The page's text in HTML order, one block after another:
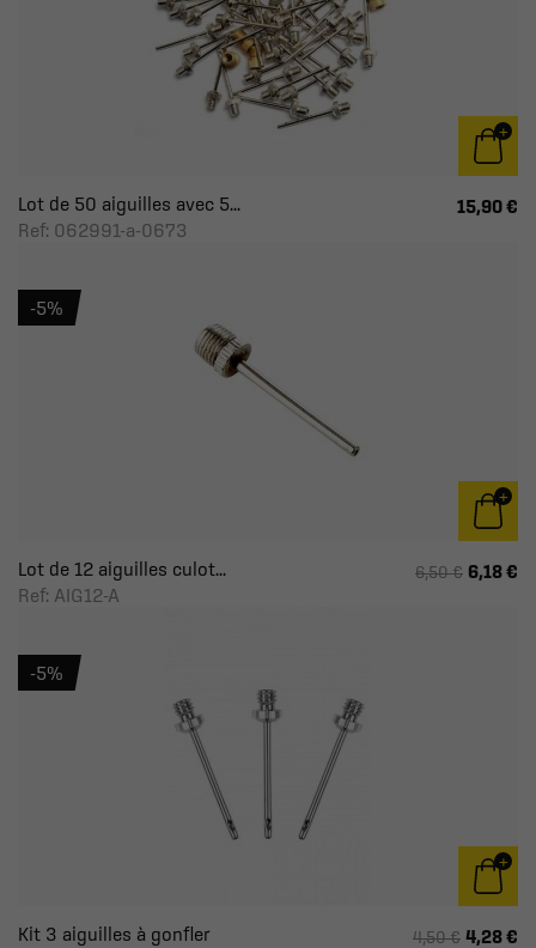
Lot de 50 aiguilles avec 5...
Ref: 062991-a-0673
15,90 €
Lot de 12 aiguilles culot...
Ref: AIG12-A
6,50 € 6,18 €
-5%
Kit 3 aiguilles à gonfler
4,50 € 4,28 €
-5%